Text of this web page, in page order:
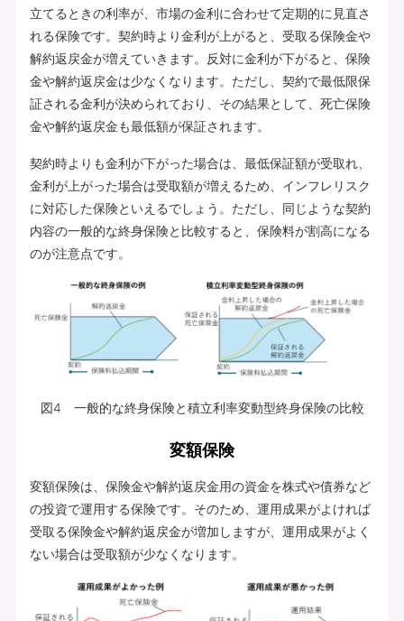
立てるときの利率が、市場の金利に合わせて定期的に見直さ
れる保険です。契約時より金利が上がると、受取る保険金や
解約返戻金が増えていきます。反対に金利が下がると、保険
金や解約返戻金は少なくなります。ただし、契約で最低限保
証される金利が決められており、その結果として、死亡保険
金や解約返戻金も最低額が保証されます。
契約時よりも金利が下がった場合は、最低保証額が受取れ、
金利が上がった場合は受取額が増えるため、インフレリスク
に対応した保険といえるでしょう。ただし、同じような契約
内容の一般的な終身保険と比較すると、保険料が割高になる
のが注意点です。
図4 一般的な終身保険と積立利率変動型終身保険の比較
変額保険
変額保険は、保険金や解約返戻金用の資金を株式や債券など
の投資で運用する保険です。そのため、運用成果がよければ
受取る保険金や解約返戻金が増加しますが、運用成果がよく
ない場合は受取額が少なくなります。